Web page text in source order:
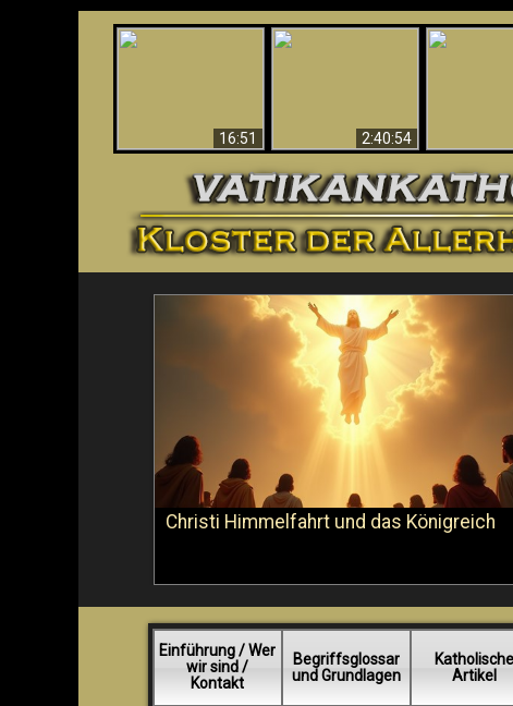
16:51
2:40:54
Christi Himmelfahrt und das Königreich
Einführung / Wer
wir sind /
Kontakt
Begriffsglossar
und Grundlagen
Katholische
Artikel